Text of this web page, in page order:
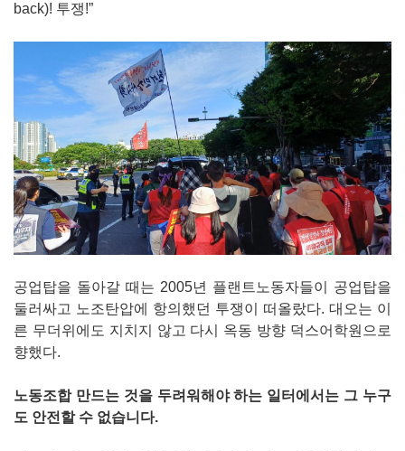
back)! 투쟁!”
공업탑을 돌아갈 때는 2005년 플랜트노동자들이 공업탑을
둘러싸고 노조탄압에 항의했던 투쟁이 떠올랐다. 대오는 이
른 무더위에도 지치지 않고 다시 옥동 방향 덕스어학원으로
향했다.
노동조합 만드는 것을 두려워해야 하는 일터에서는 그 누구
도 안전할 수 없습니다.